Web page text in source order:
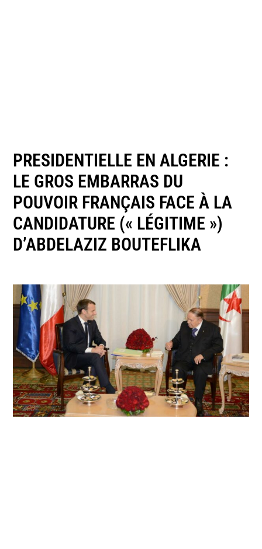
PRESIDENTIELLE EN ALGERIE :
LE GROS EMBARRAS DU
POUVOIR FRANÇAIS FACE À LA
CANDIDATURE (« LÉGITIME »)
D’ABDELAZIZ BOUTEFLIKA